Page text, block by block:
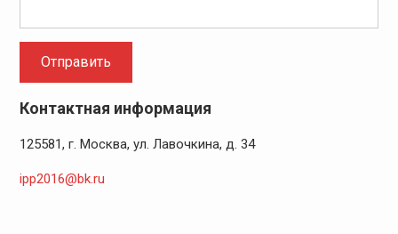
Контактная информация
125581, г. Москва, ул. Лавочкина, д. 34
ipp2016@bk.ru